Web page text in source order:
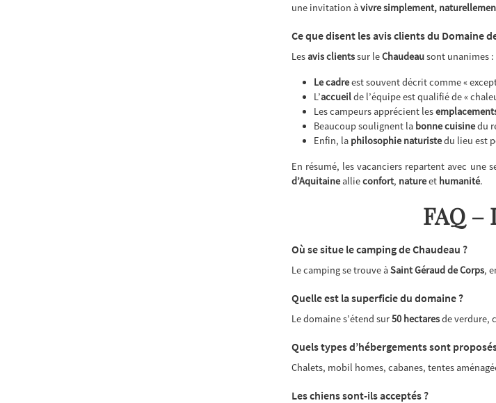
une invitation àvivre simplement,
Ce que disent les avis clients du Domaine
Les avis clientssur leChaudeausont unanimes :
Le cadreest souvent décrit comme «
L’accueilde l’équipe est qualifié de «
Les campeurs apprécient les
Beaucoup soulignent la bonne cuisinedu
Enfin, la philosophie naturistedu lieu est
En résumé, les vacanciers repartent avec une
d’Aquitaineallieconfort, natureet humanité.
FAQ –
Où se situe le camping de Chaudeau ?
Le camping se trouve àSaint Géraud de Corps,
Quelle est la superficie du domaine ?
Le domaine s’étend sur50 hectaresde verdure,
Quels types d’hébergements sont
Chalets, mobil homes, cabanes, tentes
Les chiens sont-ils acceptés ?